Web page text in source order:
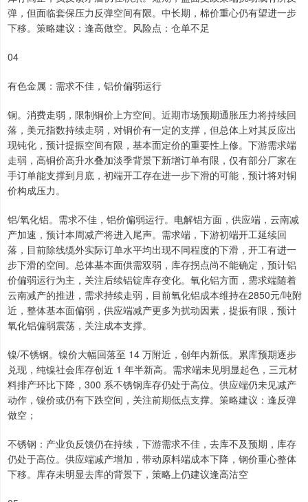
弹，但面临套保压力反弹空间有限。中长期，棉价重心仍有望进一步
下移。策略建议：逢高做空。风险点：仓单不足
04
有色金属：需求不佳，铝价偏弱运行
铜。消费走弱，限制铜价上方空间。近期市场预期通胀压力将持续回
落，美元指数持续走弱，对铜价有一定的支撑，但总体上对其反应出
现钝化，预计提振空间有限，基本面定价的重要性上修。下游需求端
走弱，高铜价高升水叠加淡季背景下新增订单有限，仅有部分厂家在
手订单能支撑到月底，初端开工存在进一步下滑的可能，预计将对铜
价构成压力。
铝/氧化铝。需求不佳，铝价偏弱运行。电解铝方面，供应端，云南减
产加速，预计本周减产将进入尾声。需求端，下游初端开工延续回
落，目前除线缆外实际订单水平均出现不同程度的下滑，开工有进一
步下滑的空间。总体基本面供需双弱，库存拐点尚不能确定，预计铝
价偏弱运行为主，关注后续铝锭库存变化。氧化铝方面，需求端随着
云南减产的推进，需求持续走弱，目前氧化铝成本维持在2850元/吨附
近，整体基本面偏弱，供应端减产更多为扰动因素，提振有限，预计
氧化铝偏弱震荡，关注成本支撑。
镍/不锈钢。镍价大幅回落至 14 万附近，创年内新低。累库预期逐步
兑现，纯镍社会库存创近 1 年半新高。需求端未见明显起色，三元材
料排产环比下降，300 系不锈钢库存仍处于高位。供应端仍未见减产
动作，镍价或仍有下跌空间，关注前期低点支撑。策略建议：逢反弹
做空；
不锈钢：产业负反馈仍在持续，下游需求不佳，去库不及预期，库存
仍处于高位。供应端减产增加，带动原料端成本下降，钢价重心整体
下移。库存未明显去库的背景下，策略上仍建议逢高沽空